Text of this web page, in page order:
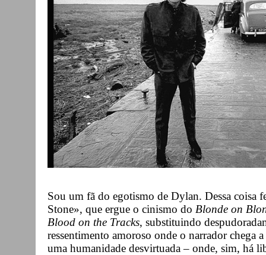
Sou um fã do egotismo de Dylan. Dessa coisa
Stone», que ergue o cinismo do Blonde on
Blood on the Tracks, substituindo
ressentimento amoroso onde o narrador chega
uma humanidade desvirtuada – onde, sim, há